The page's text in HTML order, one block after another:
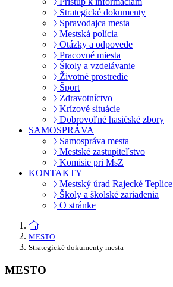
Strategické dokumenty
Spravodajca mesta
Mestská polícia
Otázky a odpovede
Pracovné miesta
Školy a vzdelávanie
Životné prostredie
Šport
Zdravotníctvo
Krízové situácie
Dobrovoľné hasičské zbory
SAMOSPRÁVA
Samospráva mesta
Mestské zastupiteľstvo
Komisie pri MsZ
KONTAKTY
Mestský úrad Rajecké Teplice
Školy a školské zariadenia
O stránke
MESTO
Strategické dokumenty mesta
MESTO